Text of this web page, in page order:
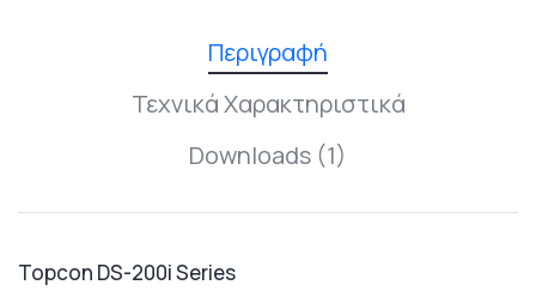
Περιγραφή
Τεχνικά Χαρακτηριστικά
Downloads (1)
Topcon DS-200i Series